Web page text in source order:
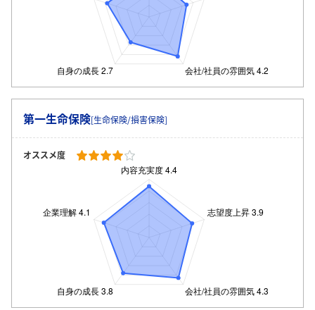
第一生命保険[生命保険/損害保険]
オススメ度